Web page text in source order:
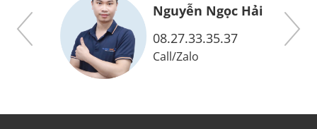
Nguyễn Ngọc Hải
08.27.33.35.37
Call/Zalo